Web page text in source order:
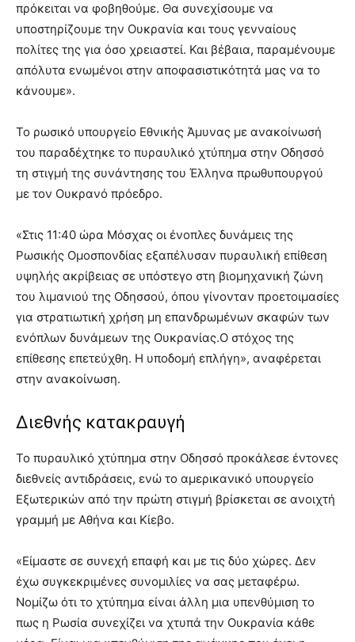
πρόκειται να φοβηθούμε. Θα συνεχίσουμε να
υποστηρίζουμε την Ουκρανία και τους γενναίους
πολίτες της για όσο χρειαστεί. Και βέβαια, παραμένουμε
απόλυτα ενωμένοι στην αποφασιστικότητά μας να το
κάνουμε».
Το ρωσικό υπουργείο Εθνικής Άμυνας με ανακοίνωσή
του παραδέχτηκε το πυραυλικό χτύπημα στην Οδησσό
τη στιγμή της συνάντησης του Έλληνα πρωθυπουργού
με τον Ουκρανό πρόεδρο.
«Στις 11:40 ώρα Μόσχας οι ένοπλες δυνάμεις της
Ρωσικής Ομοσπονδίας εξαπέλυσαν πυραυλική επίθεση
υψηλής ακρίβειας σε υπόστεγο στη βιομηχανική ζώνη
του λιμανιού της Οδησσού, όπου γίνονταν προετοιμασίες
για στρατιωτική χρήση μη επανδρωμένων σκαφών των
ενόπλων δυνάμεων της Ουκρανίας.Ο στόχος της
επίθεσης επετεύχθη. Η υποδομή επλήγη», αναφέρεται
στην ανακοίνωση.
Διεθνής κατακραυγή
Το πυραυλικό χτύπημα στην Οδησσό προκάλεσε έντονες
διεθνείς αντιδράσεις, ενώ το αμερικανικό υπουργείο
Εξωτερικών από την πρώτη στιγμή βρίσκεται σε ανοιχτή
γραμμή με Αθήνα και Κίεβο.
«Είμαστε σε συνεχή επαφή και με τις δύο χώρες. Δεν
έχω συγκεκριμένες συνομιλίες να σας μεταφέρω.
Νομίζω ότι το χτύπημα είναι άλλη μια υπενθύμιση το
πως η Ρωσία συνεχίζει να χτυπά την Ουκρανία κάθε